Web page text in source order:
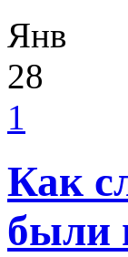
Янв
28
1
Как
были